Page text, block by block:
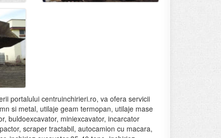
portalului centruinchirieri.ro, va ofera servicii
si metal, utilaje geam termopan, utilaje mase
buldoexcavator, miniexcavator, incarcator
scraper tractabil, autocamion cu macara,